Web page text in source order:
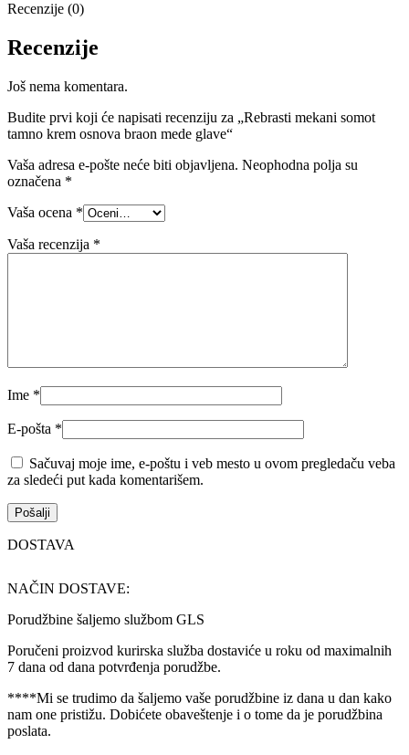
Recenzije (0)
Recenzije
Još nema komentara.
Budite prvi koji će napisati recenziju za „Rebrasti mekani somot
tamno krem osnova braon mede glave“
Vaša adresa e-pošte neće biti objavljena. Neophodna polja su
označena *
Vaša ocena *
Vaša recenzija *
Ime *
E-pošta *
Sačuvaj moje ime, e-poštu i veb mesto u ovom pregledaču veba
za sledeći put kada komentarišem.
DOSTAVA
NAČIN DOSTAVE:
Porudžbine šaljemo službom GLS
Poručeni proizvod kurirska služba dostaviće u roku od maximalnih
7 dana od dana potvrđenja porudžbe.
****Mi se trudimo da šaljemo vaše porudžbine iz dana u dan kako
nam one pristižu. Dobićete obaveštenje i o tome da je porudžbina
poslata.